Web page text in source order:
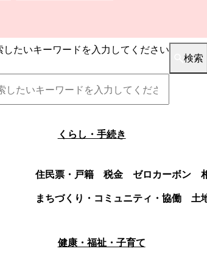
したいキーワードを入力してください
検索
くらし・手続き
住民票・戸籍 税金 ゼロカーボン
まちづくり・コミュニティ・協働
土
健康・福祉・子育て